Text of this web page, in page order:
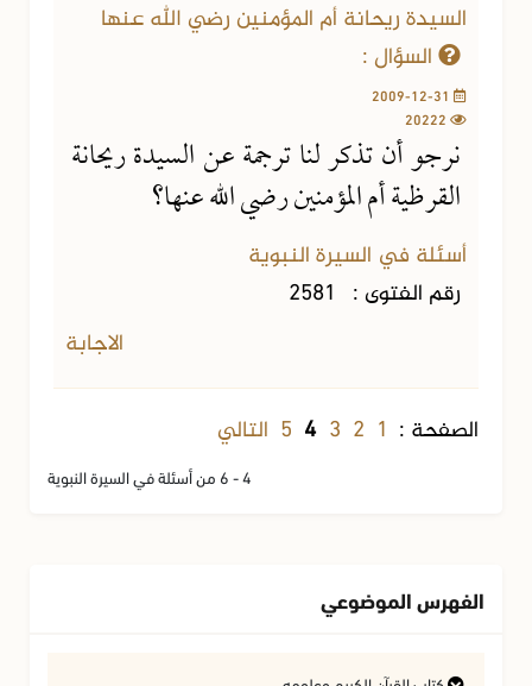
السيدة ريحانة أم المؤمنين رضي الله عنها
السؤال :
نرجو أن تذكر لنا ترجمة عن السيدة ريحانة
القرظية أم المؤمنين رضي الله عنها؟
أسئلة في السيرة النبوية
رقم الفتوى : 2581
الاجابة
الصفحة : 1
2
3
4
5 التالي
4 - 6 من أسئلة في السيرة النبوية
الفهرس الموضوعي